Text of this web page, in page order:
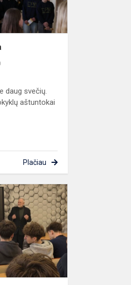
daug svečių.
aštuntokai
Plačiau
Susitikimas
su
signataru